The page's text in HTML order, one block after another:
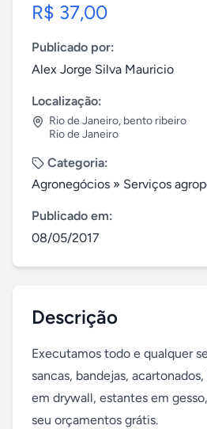
R$ 37,00
Publicado por:
Alex Jorge Silva Mauricio
Localização:
Rio de Janeiro, bento ribeiro
Rio de Janeiro
Categoria:
Agronegócios » Serviços
Publicado em:
08/05/2017
Descrição
Executamos todo e qualquer
sancas, bandejas,
em drywall, estantes em
seu orçamentos grátis.